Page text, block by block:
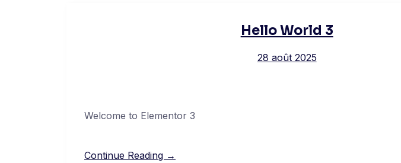
Hello World 3
28 août 2025
Welcome to Elementor 3
Continue Reading →